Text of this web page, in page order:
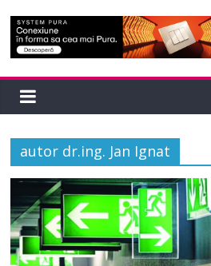
autor dr.ing. Jan Ignat